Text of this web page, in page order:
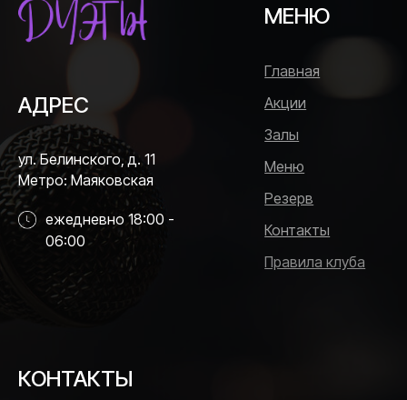
МЕНЮ
ежедневно 18:00 -
06:00
Главная
Акции
Залы
Меню
Резерв
Контакты
Правила клуба
АДРЕС
ул. Белинского, д. 11
Метро: Маяковская
КОНТАКТЫ